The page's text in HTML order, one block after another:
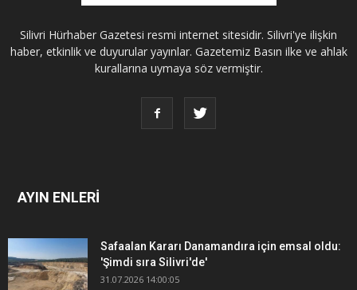
Silivri Hürhaber Gazetesi resmi internet sitesidir. Silivri'ye ilişkin
haber, etkinlik ve duyurular yayınlar. Gazetemiz Basın ilke ve ahlak
kurallarına uymaya söz vermiştir.
AYIN ENLERİ
Safaalan Kararı Danamandıra için emsal oldu:
'Şimdi sıra Silivri'de'
31.07.2026 14:00:05